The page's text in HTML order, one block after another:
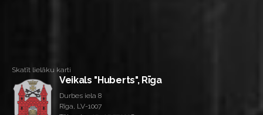
Skatīt lielāku karti
Veikals "Huberts", Rīga
Durbes iela 8
Rīga, LV-1007